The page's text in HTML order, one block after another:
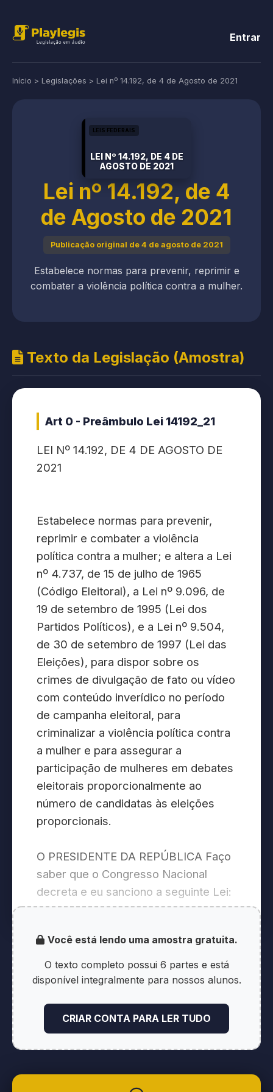
Entrar
Início > Legislações > Lei nº 14.192, de 4 de Agosto de 2021
LEIS FEDERAIS
LEI Nº 14.192, DE 4 DE
AGOSTO DE 2021
Lei nº 14.192, de 4
de Agosto de 2021
Publicação original de 4 de agosto de 2021
Estabelece normas para prevenir, reprimir e
combater a violência política contra a mulher.
Texto da Legislação (Amostra)
Art 0 - Preâmbulo Lei 14192_21
LEI Nº 14.192, DE 4 DE AGOSTO DE
2021
Estabelece normas para prevenir,
reprimir e combater a violência
política contra a mulher; e altera a Lei
nº 4.737, de 15 de julho de 1965
(Código Eleitoral), a Lei nº 9.096, de
19 de setembro de 1995 (Lei dos
Partidos Políticos), e a Lei nº 9.504,
de 30 de setembro de 1997 (Lei das
Eleições), para dispor sobre os
crimes de divulgação de fato ou vídeo
com conteúdo inverídico no período
de campanha eleitoral, para
criminalizar a violência política contra
a mulher e para assegurar a
participação de mulheres em debates
eleitorais proporcionalmente ao
número de candidatas às eleições
proporcionais.
O PRESIDENTE DA REPÚBLICA Faço
saber que o Congresso Nacional
decreta e eu sanciono a seguinte Lei:
Art. 1º Esta Lei estabelece normas
para prevenir, reprimir e combater a
espaços e atividades relacionados ao
exercício de seus direitos políticos e
de suas funções públicas, e para
em debates eleitorais e dispõe sobre
Você está lendo uma amostra gratuita.
O texto completo possui 6 partes e está
disponível integralmente para nossos alunos.
CRIAR CONTA PARA LER TUDO